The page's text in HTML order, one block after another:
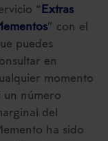
“Extras
” con el
puedes
en
momento
un número
del
ha sido